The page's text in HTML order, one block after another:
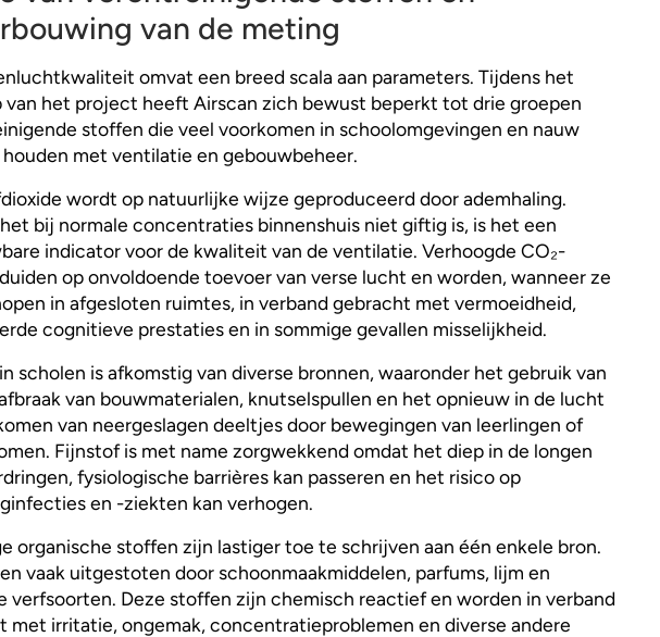
van de meting
omvat een breed scala aan parameters. Tijdens het
het project heeft Airscan zich bewust beperkt tot drie groepen
stoffen die veel voorkomen in schoolomgevingen en nauw
met ventilatie en gebouwbeheer.
wordt op natuurlijke wijze geproduceerd door ademhaling.
bij normale concentraties binnenshuis niet giftig is, is het een
indicator voor de kwaliteit van de ventilatie. Verhoogde CO₂-
op onvoldoende toevoer van verse lucht en worden, wanneer ze
in afgesloten ruimtes, in verband gebracht met vermoeidheid,
cognitieve prestaties en in sommige gevallen misselijkheid.
scholen is afkomstig van diverse bronnen, waaronder het gebruik van
van bouwmaterialen, knutselspullen en het opnieuw in de lucht
van neergeslagen deeltjes door bewegingen van leerlingen of
Fijnstof is met name zorgwekkend omdat het diep in de longen
fysiologische barrières kan passeren en het risico op
en -ziekten kan verhogen.
organische stoffen zijn lastiger toe te schrijven aan één enkele bron.
vaak uitgestoten door schoonmaakmiddelen, parfums, lijm en
verfsoorten. Deze stoffen zijn chemisch reactief en worden in verband
met irritatie, ongemak, concentratieproblemen en diverse andere